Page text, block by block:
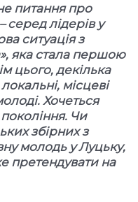
питання про
серед лідерів у
ситуація з
яка стала першою
цього, декілька
місцеві
Хочеться
Чи
збірних з
молодь у Луцьку,
претендувати на